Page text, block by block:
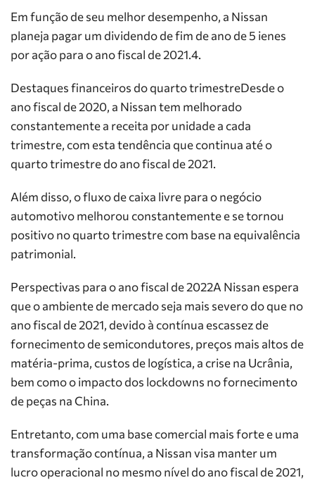
Em função de seu melhor desempenho, a Nissan
planeja pagar um dividendo de fim de ano de 5 ienes
por ação para o ano fiscal de 2021.4.
Destaques financeiros do quarto trimestreDesde o
ano fiscal de 2020, a Nissan tem melhorado
constantemente a receita por unidade a cada
trimestre, com esta tendência que continua até o
quarto trimestre do ano fiscal de 2021.
Além disso, o fluxo de caixa livre para o negócio
automotivo melhorou constantemente e se tornou
positivo no quarto trimestre com base na equivalência
patrimonial.
Perspectivas para o ano fiscal de 2022A Nissan espera
que o ambiente de mercado seja mais severo do que no
ano fiscal de 2021, devido à contínua escassez de
fornecimento de semicondutores, preços mais altos de
matéria-prima, custos de logística, a crise na Ucrânia,
bem como o impacto dos lockdowns no fornecimento
de peças na China.
Entretanto, com uma base comercial mais forte e uma
transformação contínua, a Nissan visa manter um
lucro operacional no mesmo nível do ano fiscal de 2021,